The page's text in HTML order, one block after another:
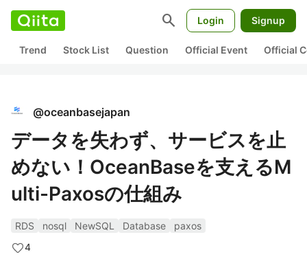
search Login Signup
Trend Stock List Question Official Event Official
@oceanbasejapan
データを失わず、サービスを止
めない！OceanBaseを支えるM
ulti-Paxosの仕組み
RDS nosql NewSQL Database
paxos
4